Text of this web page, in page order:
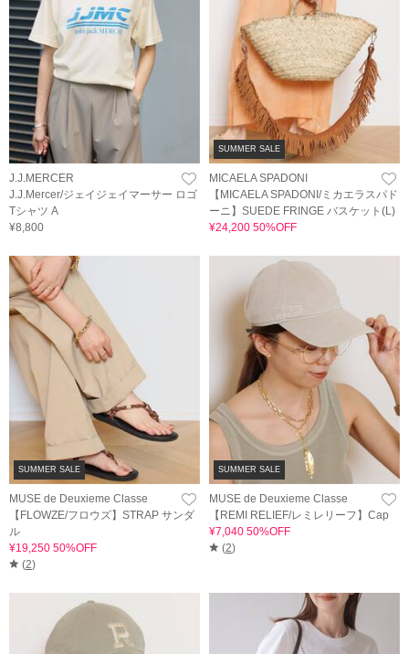
J.J.MERCER
J.J.Mercer/ジェイジェイマーサー ロゴ
Tシャツ A
¥8,800
SUMMER SALE
MICAELA SPADONI
【MICAELA SPADONI/ミカエラスパド
ーニ】SUEDE FRINGE バスケット(L)
¥24,200 50%OFF
SUMMER SALE
MUSE de Deuxieme Classe
【FLOWZE/フロウズ】STRAP サンダ
ル
¥19,250 50%OFF
(2)
SUMMER SALE
MUSE de Deuxieme Classe
【REMI RELIEF/レミレリーフ】Cap
¥7,040 50%OFF
(2)